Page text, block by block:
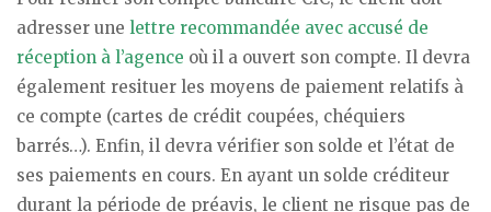
adresser une lettre recommandée avec accusé de
réception à l’agence où il a ouvert son compte. Il devra
également resituer les moyens de paiement relatifs à
ce compte (cartes de crédit coupées, chéquiers
barrés…). Enfin, il devra vérifier son solde et l’état de
ses paiements en cours. En ayant un solde créditeur
durant la période de préavis, le client ne risque pas de